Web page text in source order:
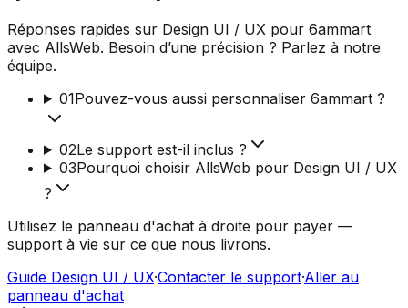
Réponses rapides sur Design UI / UX pour 6ammart
avec AllsWeb. Besoin d’une précision ? Parlez à notre
équipe.
01Pouvez-vous aussi personnaliser 6ammart ?
02Le support est-il inclus ?
03Pourquoi choisir AllsWeb pour Design UI / UX
?
Utilisez le panneau d'achat à droite pour payer —
support à vie sur ce que nous livrons.
Guide Design UI / UX·Contacter le support·Aller au
panneau d'achat